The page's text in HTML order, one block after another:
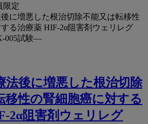
限定
法後に増悪した根治切除
移性の腎細胞癌に対する
2α阻害剤ウェリレグ